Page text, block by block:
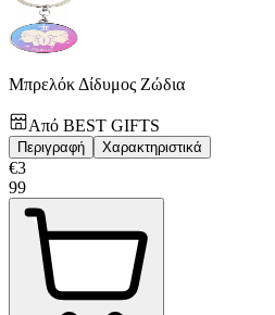
Μπρελόκ Δίδυμος Ζώδια
Από BEST GIFTS
Περιγραφή Χαρακτηριστικά
€3
99